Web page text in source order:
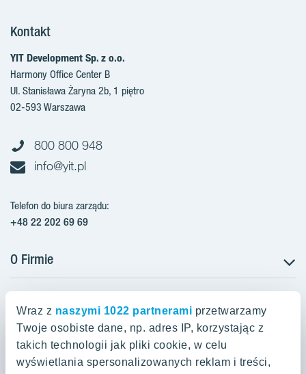
Wraz z naszymi 1022 partnerami przetwarzamy
Twoje osobiste dane, np. adres IP, korzystając z
takich technologii jak pliki cookie, w celu
wyświetlania spersonalizowanych reklam i treści,
Kontakt
YIT Development Sp. z o.o.
Harmony Office Center B
Ul. Stanisława Żaryna 2b, 1 piętro
02-593 Warszawa
800 800 948
info@yit.pl
Telefon do biura zarządu:
+48 22 202 69 69
O Firmie
Projekty w przygotowaniu
Projekty zrealizowane
Aktualności
Zakup gruntów
Projekty w Polsce
Aroma Park Lofty Warszawa
Talarowa Park Warszawa
Oferty mieszkaniowe Warszawa
Mieszkania 2-pokojowe Warszawa